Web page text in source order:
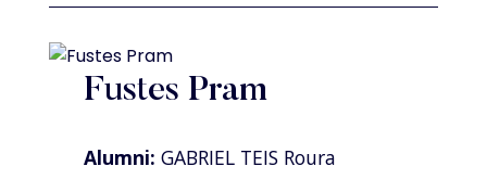
Fustes Pram
Alumni: GABRIEL TEIS Roura